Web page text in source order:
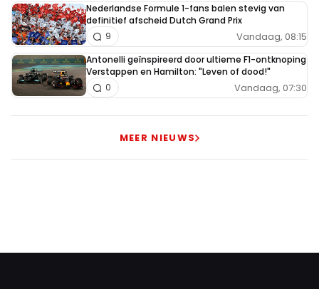
Nederlandse Formule 1-fans balen stevig van
definitief afscheid Dutch Grand Prix
Vandaag, 08:15
9
Antonelli geïnspireerd door ultieme F1-ontknoping
Verstappen en Hamilton: "Leven of dood!"
Vandaag, 07:30
0
MEER NIEUWS